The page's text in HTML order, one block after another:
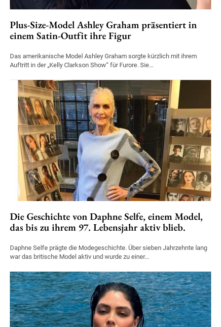
Plus-Size-Model Ashley Graham präsentiert in
einem Satin-Outfit ihre Figur
Das amerikanische Model Ashley Graham sorgte kürzlich mit ihrem
Auftritt in der „Kelly Clarkson Show“ für Furore. Sie...
Die Geschichte von Daphne Selfe, einem Model,
das bis zu ihrem 97. Lebensjahr aktiv blieb.
Daphne Selfe prägte die Modegeschichte. Über sieben Jahrzehnte lang
war das britische Model aktiv und wurde zu einer...